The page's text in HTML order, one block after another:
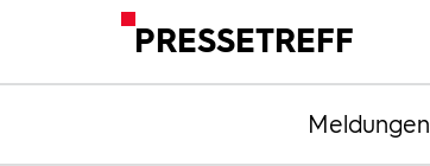
PRESSETREFF
Meldungen